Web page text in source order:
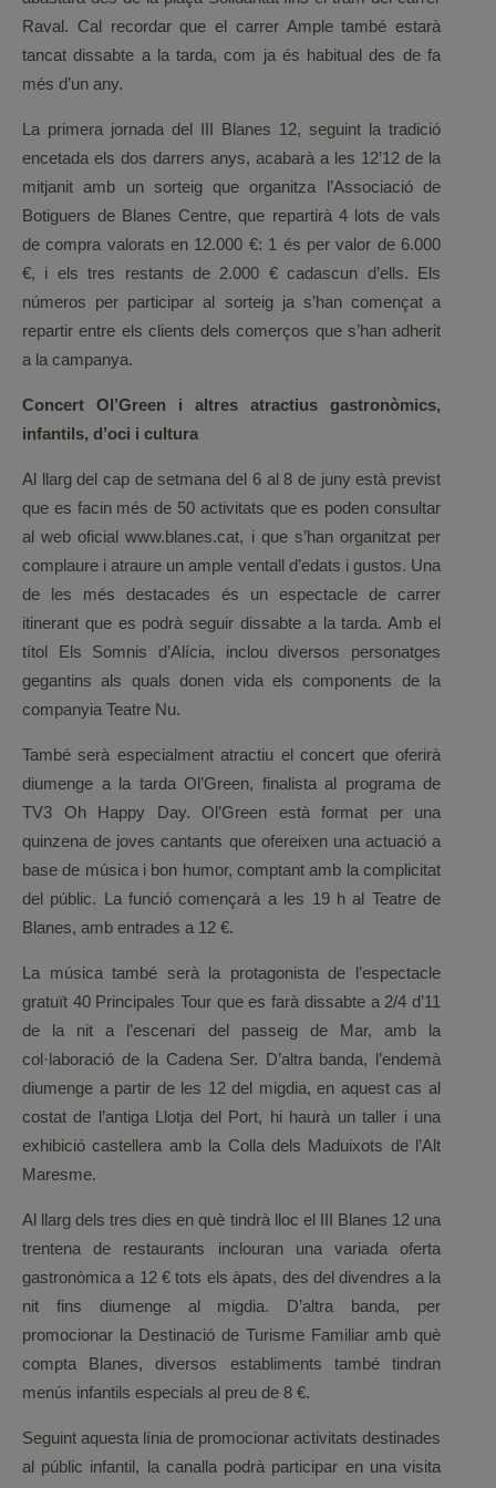
Raval. Cal recordar que el carrer Ample també estarà
tancat dissabte a la tarda, com ja és habitual des de fa
més d’un any.
La primera jornada del III Blanes 12, seguint la tradició
encetada els dos darrers anys, acabarà a les 12’12 de la
mitjanit amb un sorteig que organitza l’Associació de
Botiguers de Blanes Centre, que repartirà 4 lots de vals
de compra valorats en 12.000 €: 1 és per valor de 6.000
€, i els tres restants de 2.000 € cadascun d’ells. Els
números per participar al sorteig ja s’han començat a
repartir entre els clients dels comerços que s’han adherit
a la campanya.
Concert Ol’Green i altres atractius gastronòmics,
infantils, d’oci i cultura
Al llarg del cap de setmana del 6 al 8 de juny està previst
que es facin més de 50 activitats que es poden consultar
al web oficial www.blanes.cat, i que s’han organitzat per
complaure i atraure un ample ventall d’edats i gustos. Una
de les més destacades és un espectacle de carrer
itinerant que es podrà seguir dissabte a la tarda. Amb el
títol Els Somnis d’Alícia, inclou diversos personatges
gegantins als quals donen vida els components de la
companyia Teatre Nu.
També serà especialment atractiu el concert que oferirà
diumenge a la tarda Ol’Green, finalista al programa de
TV3 Oh Happy Day. Ol’Green està format per una
quinzena de joves cantants que ofereixen una actuació a
base de música i bon humor, comptant amb la complicitat
del públic. La funció començarà a les 19 h al Teatre de
Blanes, amb entrades a 12 €.
La música també serà la protagonista de l’espectacle
gratuït 40 Principales Tour que es farà dissabte a 2/4 d’11
de la nit a l’escenari del passeig de Mar, amb la
col·laboració de la Cadena Ser. D’altra banda, l’endemà
diumenge a partir de les 12 del migdia, en aquest cas al
costat de l’antiga Llotja del Port, hi haurà un taller i una
exhibició castellera amb la Colla dels Maduixots de l’Alt
Maresme.
Al llarg dels tres dies en què tindrà lloc el III Blanes 12 una
trentena de restaurants inclouran una variada oferta
gastronòmica a 12 € tots els àpats, des del divendres a la
nit fins diumenge al migdia. D’altra banda, per
promocionar la Destinació de Turisme Familiar amb què
compta Blanes, diversos establiments també tindran
menús infantils especials al preu de 8 €.
Seguint aquesta línia de promocionar activitats destinades
al públic infantil, la canalla podrà participar en una visita